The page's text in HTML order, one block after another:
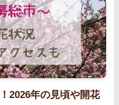
2026年の見頃や開花